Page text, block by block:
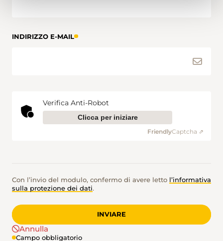
INDIRIZZO E-MAIL
Verifica Anti-Robot
Clicca per iniziare
FriendlyCaptcha ⇗
Con l’invio del modulo, confermo di avere letto l’informativa
sulla protezione dei dati.
INVIARE
Annulla
Campo obbligatorio